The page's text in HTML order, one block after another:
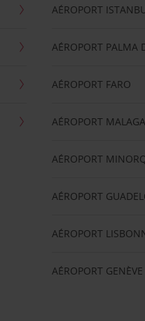
AÉROPORT
AÉROPORT PALMA
AÉROPORT FARO
AÉROPORT MALAGA
AÉROPORT
AÉROPORT
AÉROPORT
AÉROPORT GENÈVE